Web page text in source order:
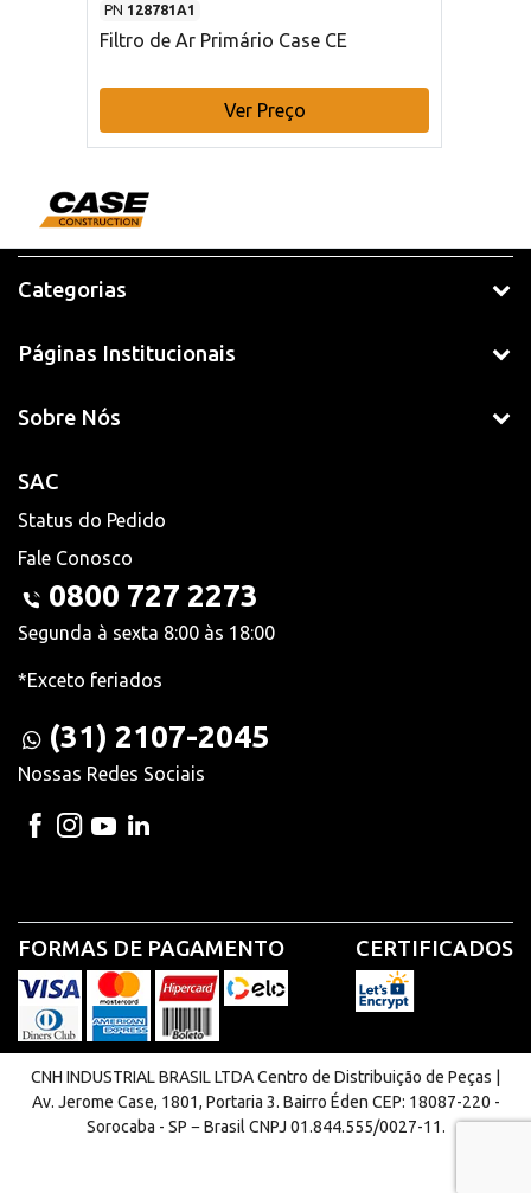
PN 128781A1
Filtro de Ar Primário Case CE
Ver Preço
Categorias
Páginas Institucionais
Sobre Nós
SAC
Status do Pedido
Fale Conosco
0800 727 2273
Segunda à sexta 8:00 às 18:00
*Exceto feriados
(31) 2107-2045
Nossas Redes Sociais
FORMAS DE PAGAMENTO CERTIFICADOS
CNH INDUSTRIAL BRASIL LTDA Centro de Distribuição de Peças |
Av. Jerome Case, 1801, Portaria 3. Bairro Éden CEP: 18087-220 -
Sorocaba - SP − Brasil CNPJ 01.844.555/0027-11.